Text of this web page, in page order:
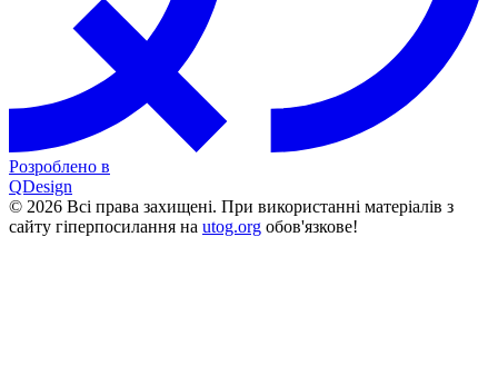
Розроблено в
QDesign
© 2026 Всі права захищені. При використанні матеріалів з
сайту гіперпосилання на utog.org обов'язкове!